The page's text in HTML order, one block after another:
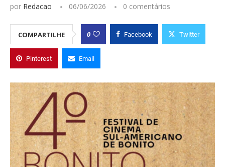
por Redacao 06/06/2026 0 comentários
COMPARTILHE 0 Facebook Twitter
Pinterest Email